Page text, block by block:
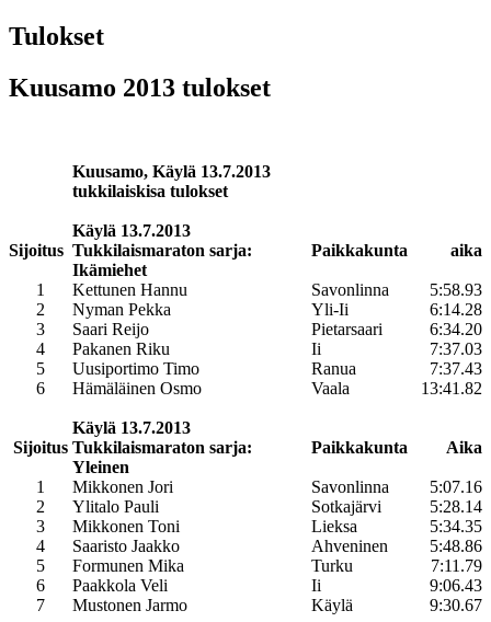
Tulokset
Kuusamo 2013 tulokset
Kuusamo, Käylä 13.7.2013
tukkilaiskisa tulokset
Sijoitus
Käylä 13.7.2013
Tukkilaismaraton sarja:
Ikämiehet
Paikkakunta aika
1 Kettunen Hannu Savonlinna
5:58.93
2
Nyman Pekka Yli-Ii
6:14.28
3
Saari Reijo Pietarsaari
6:34.20
4
Pakanen Riku Ii
7:37.03
5
Uusiportimo Timo Ranua
7:37.43
6
Hämäläinen Osmo Vaala 13:41.82
Sijoitus
Käylä 13.7.2013
Tukkilaismaraton sarja:
Yleinen
Paikkakunta Aika
1 Mikkonen Jori Savonlinna
5:07.16
2
Ylitalo Pauli Sotkajärvi
5:28.14
3
Mikkonen Toni Lieksa
5:34.35
4
Saaristo Jaakko Ahveninen
5:48.86
5
Formunen Mika Turku
7:11.79
6
Paakkola Veli Ii
9:06.43
7
Mustonen Jarmo Käylä 9:30.67